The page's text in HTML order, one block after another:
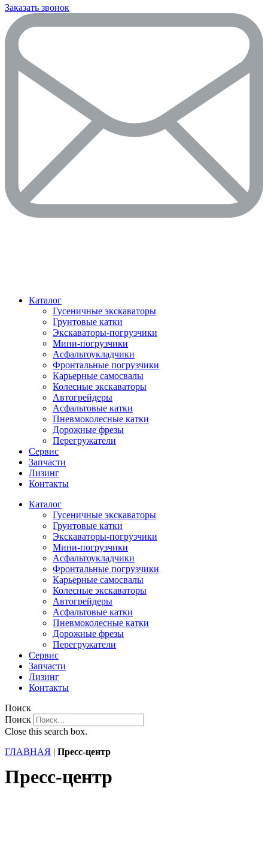
Заказать звонок
Каталог
Гусеничные экскаваторы
Грунтовые катки
Экскаваторы-погрузчики
Мини-погрузчики
Асфальтоукладчики
Фронтальные погрузчики
Карьерные самосвалы
Колесные экскаваторы
Автогрейдеры
Асфальтовые катки
Пневмоколесные катки
Дорожные фрезы
Перегружатели
Сервис
Запчасти
Лизинг
Контакты
Каталог
Гусеничные экскаваторы
Грунтовые катки
Экскаваторы-погрузчики
Мини-погрузчики
Асфальтоукладчики
Фронтальные погрузчики
Карьерные самосвалы
Колесные экскаваторы
Автогрейдеры
Асфальтовые катки
Пневмоколесные катки
Дорожные фрезы
Перегружатели
Сервис
Запчасти
Лизинг
Контакты
Поиск
Поиск
Close this search box.
ГЛАВНАЯ | Пресс-центр
Пресс-центр